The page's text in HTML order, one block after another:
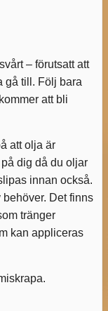
– förutsatt att
gå till. Följ bara
att bli
att olja är
dig då du oljar
innan också.
Det finns
tränger
kan appliceras